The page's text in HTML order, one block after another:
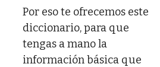
Por eso te ofrecemos este
diccionario, para que
tengas a mano la
información básica que